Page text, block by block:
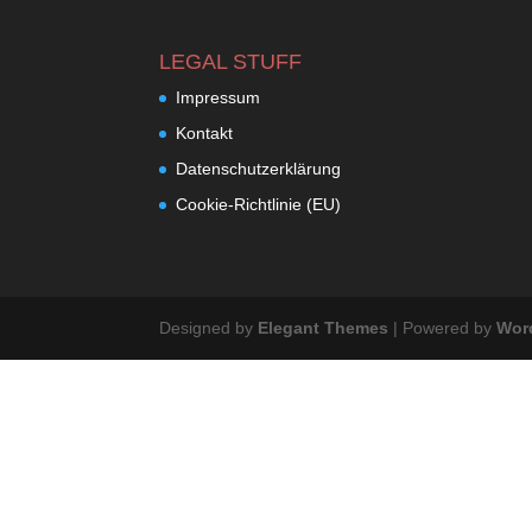
LEGAL STUFF
Impressum
Kontakt
Datenschutzerklärung
Cookie-Richtlinie (EU)
Designed by Elegant Themes | Powered by